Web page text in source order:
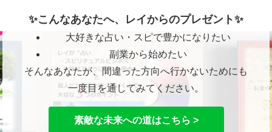
✨こんなあなたへ、レイからのプレゼント✨
大好きな占い・スピで豊かになりたい
副業から始めたい
そんなあなたが、間違った方向へ行かないためにも
一度目を通してみてください。
素敵な未来への道はこちら >